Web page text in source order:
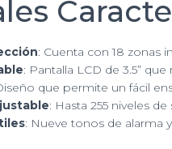
: Cuenta con 18 zonas
: Pantalla LCD de 3.5”
que permite un fácil
: Hasta 255 niveles
: Nueve tonos de alarma